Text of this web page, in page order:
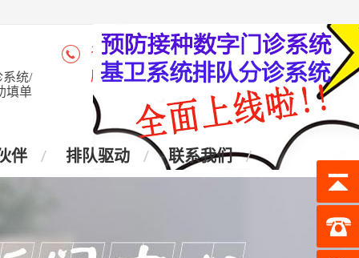
系统/
填单
咨询热线：4006-028-965
座 机：028-87438905
伴 排队驱动 联系我们